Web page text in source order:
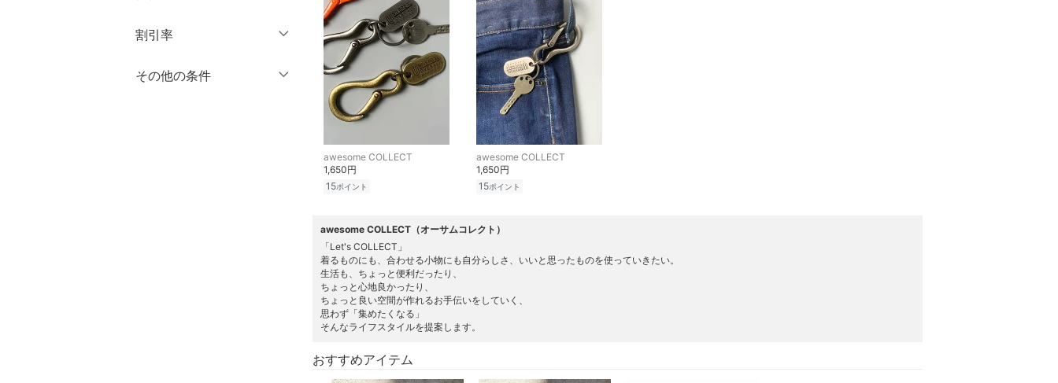
スカート
オールインワン・オーバ
ーオール
クリア 絞り込み
割引率
％OFF～ ％OFF
その他の条件
awesome COLLECT
1,650円
15ポイント
awesome COLLECT
1,650円
15ポイント
awesome COLLECT（オーサムコレクト）
「Let's COLLECT」
着るものにも、合わせる小物にも自分らしさ、いいと思ったものを使っていきたい。
生活も、ちょっと便利だったり、
ちょっと心地良かったり、
ちょっと良い空間が作れるお手伝いをしていく、
思わず「集めたくなる」
そんなライフスタイルを提案します。
おすすめアイテム